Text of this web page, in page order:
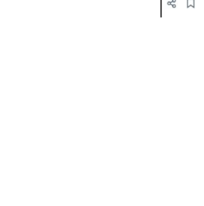
الفيديو المتداول لقصف الرياض قديم...